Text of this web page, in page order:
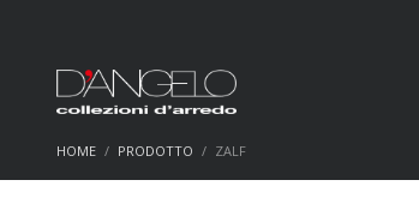
HOME PRODOTTO ZALF